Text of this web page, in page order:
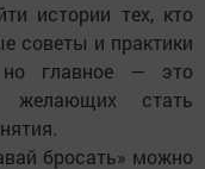
истории тех, кто
советы и практики
главное — это
желающих стать
бросать» можно